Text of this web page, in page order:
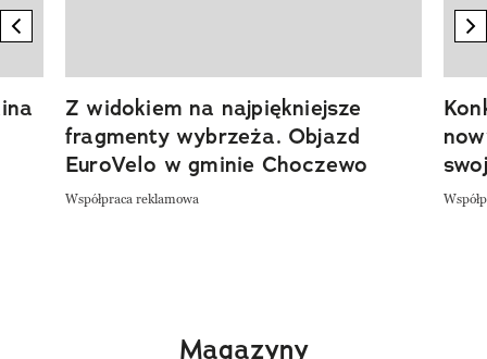
previous element
Z widokiem na najpiękniejsze
fragmenty wybrzeża. Objazd
EuroVelo w gminie Choczewo
Współpraca reklamowa
Magazyny